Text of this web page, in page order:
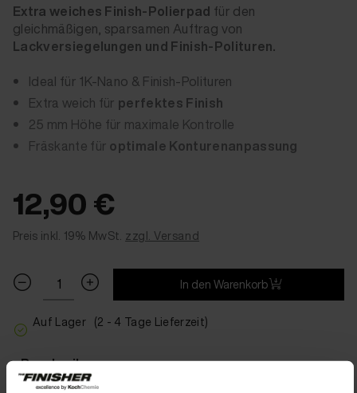
Extra weiches Finish-Polierpad für den
gleichmäßigen, sparsamen Auftrag von
Lackversiegelungen und Finish-Polituren.
Ideal für 1K-Nano & Finish-Polituren
Extra weich für perfektes Finish
25 mm Höhe für maximale Kontrolle
Fräskante für optimale Konturenanpassung
12,90 €
Preis inkl. 19% MwSt. zzgl. Versand
In den Warenkorb
Auf Lager (2 - 4 Tage Lieferzeit)
Beschreibung